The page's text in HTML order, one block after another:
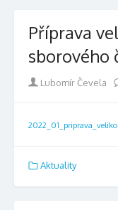
Příprava
sborového
Author
Lubomír Čevela
Aktuality